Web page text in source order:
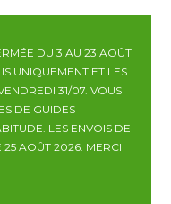
DU 3 AU 23 AOÛT
UNIQUEMENT ET LES
31/07. VOUS
DE GUIDES
LES ENVOIS DE
25 AOÛT 2026. MERCI